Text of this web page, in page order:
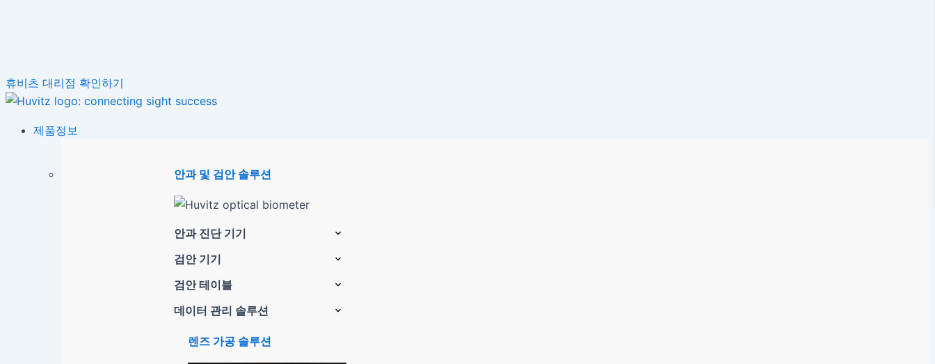
휴비츠 대리점 확인하기
제품정보
안과 및 검안 솔루션
안과 진단 기기
검안 기기
검안 테이블
데이터 관리 솔루션
렌즈 가공 솔루션